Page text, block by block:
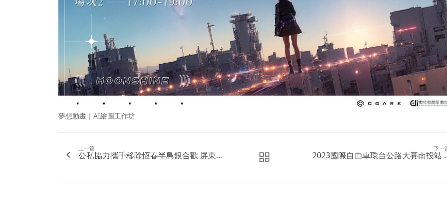
夢想動畫｜AI繪圖工作坊
上一篇
公私協力攜手移除恆春半島銀合歡 屏東...
下一
2023國際自由車環台公路大賽南投站